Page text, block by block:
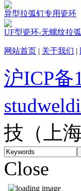
异型拉弧钉专用瓷环
UF型瓷环-无螺纹拉
网站首页 | 关于我们 |
沪ICP备
技（上
Close